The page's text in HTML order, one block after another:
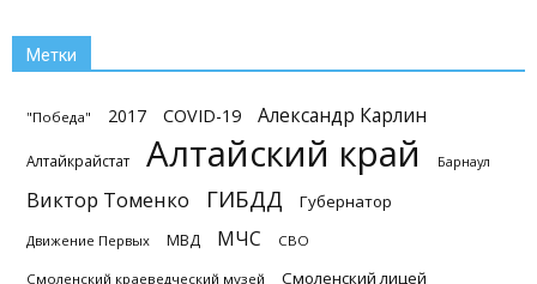
Метки
"Победа" 2017 COVID-19 Александр Карлин
Алтайкрайстат Алтайский край Барнаул
Виктор Томенко ГИБДД Губернатор
Движение Первых МВД МЧС СВО
Смоленский краеведческий музей Смоленский лицей